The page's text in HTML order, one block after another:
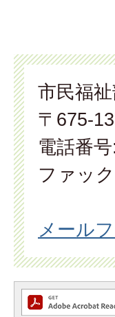
市民福
〒675-
電話番
ファッ
メール